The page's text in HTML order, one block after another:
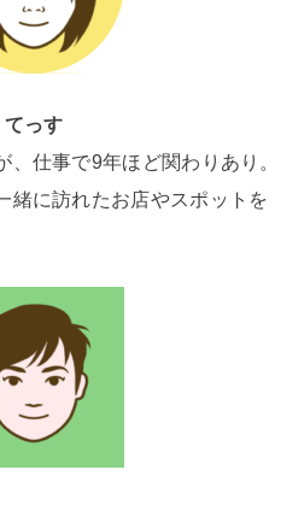
てっす
、仕事で9年ほど関わりあり。
緒に訪れたお店やスポットを